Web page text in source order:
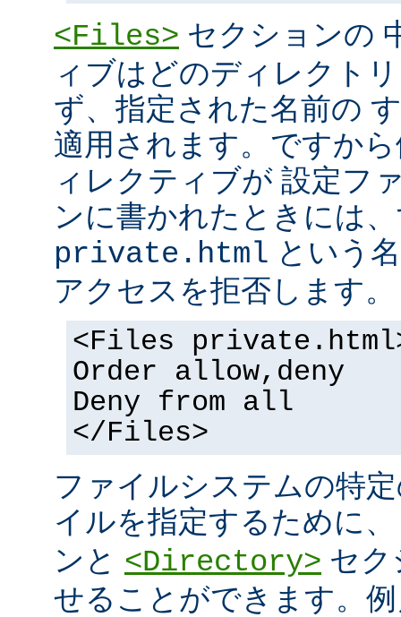
<Files> セクションの
ィブはどのディレクト
ず、指定された名前の
適用されます。ですか
ィレクティブが 設定フ
ンに書かれたときには
private.html という
アクセスを拒否します。
<Files
Order allow,deny
Deny from all
</Files>
ファイルシステムの特
イルを指定するために
ンと <Directory> セク
せることができます。